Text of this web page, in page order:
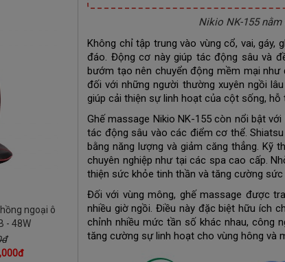
ngoại ô
- 48W
Nikio NK-155
Không chỉ tập trung vào vùng cổ, vai,
đáo. Động cơ này giúp tác động sâu và
bướm tạo nên chuyển động mềm mại
đối với những người thường xuyên ngồi
giúp cải thiện sự linh hoạt của cột sống,
Ghế massage Nikio NK-155 còn nổi bật
tác động sâu vào các điểm cơ thể.
bằng năng lượng và giảm căng thẳng. Kỹ
chuyên nghiệp như tại các spa cao cấp.
thiện sức khỏe tinh thần và tăng cường
Đối với vùng mông, ghế massage được
nhiều giờ ngồi. Điều này đặc biệt hữu ích
chỉnh nhiều mức tần số khác nhau, công
tăng cường sự linh hoạt cho vùng hông và